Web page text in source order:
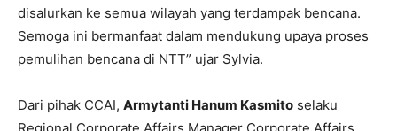
disalurkan ke semua wilayah yang terdampak bencana.
Semoga ini bermanfaat dalam mendukung upaya proses
pemulihan bencana di NTT” ujar Sylvia.
Dari pihak CCAI, Armytanti Hanum Kasmito selaku